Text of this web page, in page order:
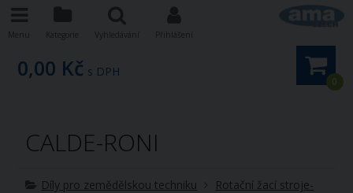
0
0,00 Kč s DPH
CALDE-RONI
Díly pro zemědělskou techniku
Rotační žací stroje-
Menu Kategorie Vyhledávání Přihlášení